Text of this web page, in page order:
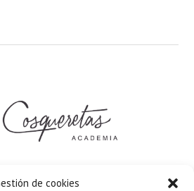
de cookies
637 672 033